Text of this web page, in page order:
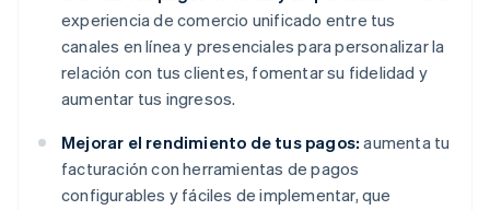
experiencia de comercio unificado entre tus
canales en línea y presenciales para personalizar la
relación con tus clientes, fomentar su fidelidad y
aumentar tus ingresos.
Mejorar el rendimiento de tus pagos: aumenta tu
facturación con herramientas de pagos
configurables y fáciles de implementar, que